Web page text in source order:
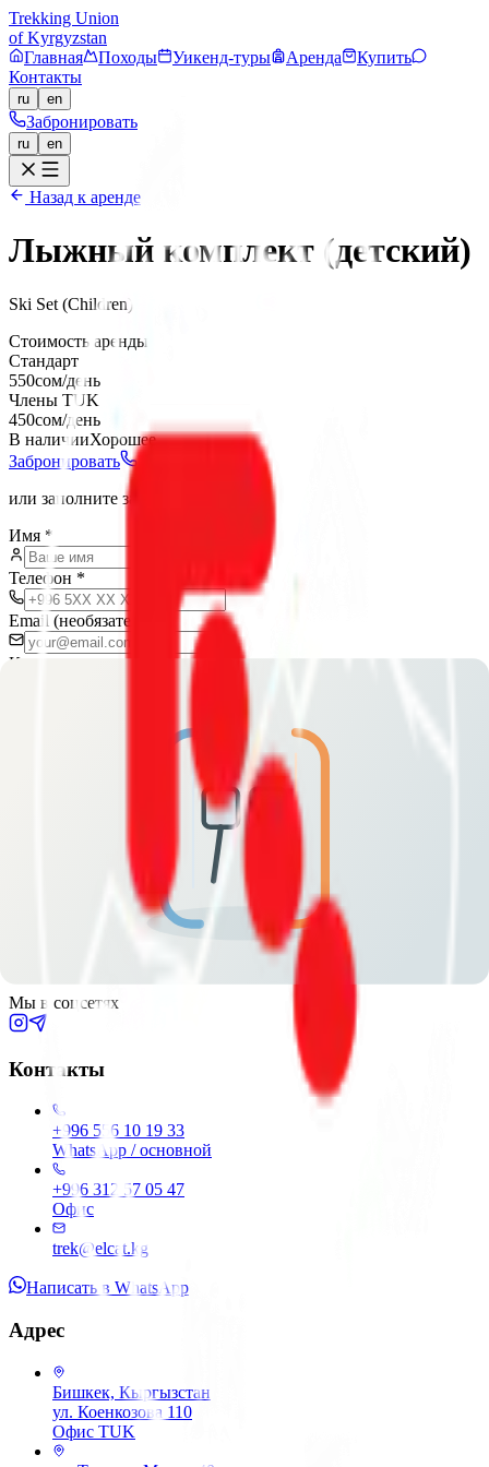
Trekking Union
of Kyrgyzstan
Главная
Походы Уикенд-туры Аренда
Купить
Контакты
ru en
Забронировать
ru en
Назад к аренде
Лыжный комплект (детский)
Ski Set (Children)
Стоимость аренды
Стандарт
550сом/день
Члены TUK
450сом/день
В наличииХорошее
Забронировать
или заполните заявку
Имя *
Телефон *
Email (необязательно)
Кол-во человек
Отвечаем в течение нескольких часов
Профессиональный горный туризм в Кыргызстане с 2005 года
Мы в соцсетях
Контакты
+996 556 10 19 33
WhatsApp / основной
+996 312 57 05 47
Офис
trek@elcat.kg
Написать в WhatsApp
Адрес
Бишкек, Кыргызстан
ул. Коенкозова 110
Офис TUK